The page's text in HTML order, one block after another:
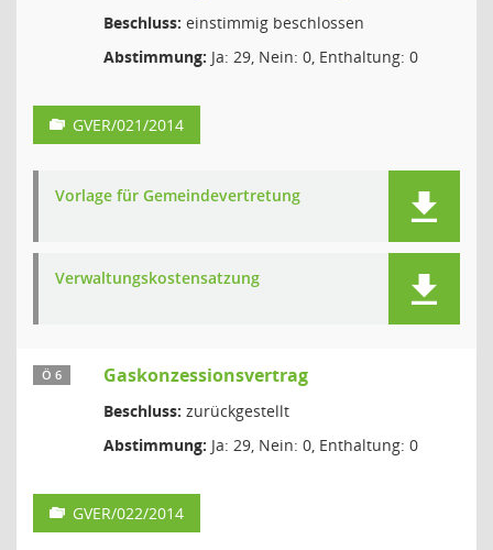
Beschluss: einstimmig beschlossen
Abstimmung: Ja: 29, Nein: 0, Enthaltung: 0
GVER/021/2014
Vorlage für Gemeindevertretung
Verwaltungskostensatzung
Ö 6 Gaskonzessionsvertrag
Beschluss: zurückgestellt
Abstimmung: Ja: 29, Nein: 0, Enthaltung: 0
GVER/022/2014